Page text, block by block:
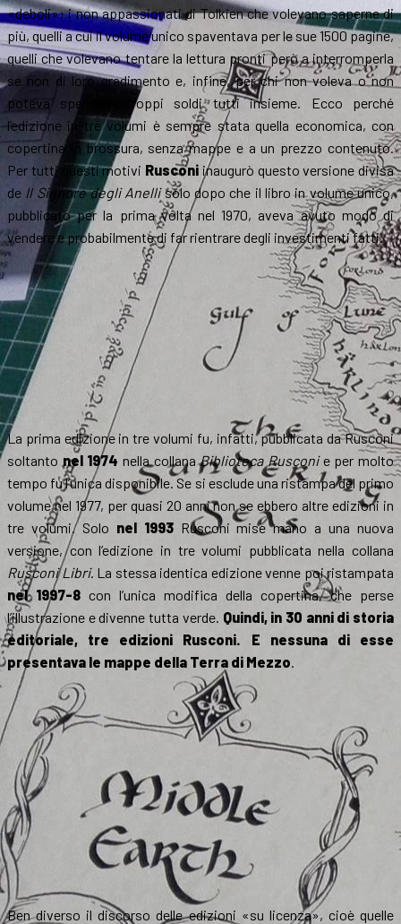
«deboli»: i non appassionati di Tolkien che volevano saperne di
più, quelli a cui il volume unico spaventava per le sue 1500 pagine,
quelli che volevano tentare la lettura pronti però a interromperla
se non di loro gradimento e, infine, per chi non voleva o non
poteva spendere troppi soldi tutti insieme. Ecco perché
l’edizione in tre volumi è sempre stata quella economica, con
copertina in brossura, senza mappe e a un prezzo contenuto.
Per tutti questi motivi Rusconi inaugurò questo versione divisa
de Il Signore degli Anellisolo dopo che il libro in volume unico,
pubblicato per la prima volta nel 1970, aveva avuto modo di
vendere e probabilmente di far rientrare degli investimenti fatti.
La prima edizione in tre volumi fu, infatti, pubblicata da Rusconi
soltanto nel 1974 nella collanaBiblioteca Rusconie per molto
tempo fu l’unica disponibile. Se si esclude una ristampa del primo
volume nel 1977, per quasi 20 anni non se ebbero altre edizioni in
tre volumi. Solo nel 1993Rusconi mise mano a una nuova
versione, con l’edizione in tre volumi pubblicata nella collana
Rusconi Libri. La stessa identica edizione venne poi ristampata
nel 1997-8 con l’unica modifica della copertina, che perse
l’illustrazione e divenne tutta verde. Quindi,in 30 anni di storia
editoriale, tre edizioni Rusconi. E nessuna di esse
presentava le mappe della Terra di Mezzo.
Ben diverso il discorso delle edizioni «su licenza», cioè quelle